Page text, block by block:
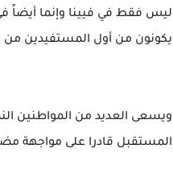
ليس فقط في فيينا وإنما أيضاً
يكونون من أول المستفيدين من
ويسعى العديد من المواطنين
المستقبل قادرا على مواجهة